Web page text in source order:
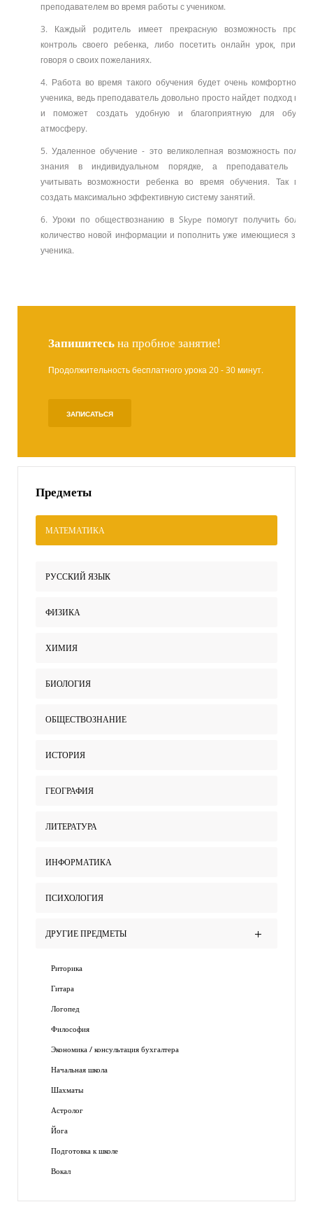
преподавателем во время работы с учеником.
3. Каждый родитель имеет прекрасную возможность
контроль своего ребенка, либо посетить онлайн урок, при
говоря о своих пожеланиях.
4. Работа во время такого обучения будет очень комфортной
ученика, ведь преподаватель довольно просто найдет подход к
и поможет создать удобную и благоприятную для
атмосферу.
5. Удаленное обучение - это великолепная возможность
знания в индивидуальном порядке, а преподаватель
учитывать возможности ребенка во время обучения. Так
создать максимально эффективную систему занятий.
6. Уроки по обществознанию в Skype помогут получить
количество новой информации и пополнить уже имеющиеся
ученика.
Запишитесьна пробное занятие!
Продолжительность бесплатного урока 20 - 30 минут.
ЗАПИСАТЬСЯ
Предметы
МАТЕМАТИКА
РУССКИЙ ЯЗЫК
ФИЗИКА
ХИМИЯ
БИОЛОГИЯ
ОБЩЕСТВОЗНАНИЕ
ИСТОРИЯ
ГЕОГРАФИЯ
ЛИТЕРАТУРА
ИНФОРМАТИКА
ПСИХОЛОГИЯ
ДРУГИЕ ПРЕДМЕТЫ
Риторика
Гитара
Логопед
Философия
Экономика / консультация бухгалтера
Начальная школа
Шахматы
Астролог
Йога
Подготовка к школе
Вокал